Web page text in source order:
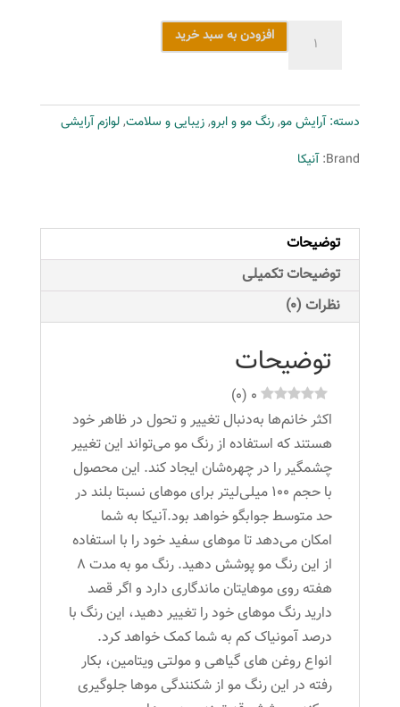
شماره
10.1
حجم
لیتر
رنگ
بلوند
خاکستری
روشن
افزودن به سبد خرید
دسته:آرایش مو,رنگ مو و ابرو,زیبایی و سلامت,لوازم آرایشی
Brand: آنیکا
توضیحات
توضیحات تکمیلی
نظرات (0)
توضیحات
0
(
0
)
اکثر خانم‌ها به‌دنبال تغییر و تحول در ظاهر خود
هستند که استفاده از رنگ مو می‌تواند این تغییر
چشمگیر را در چهره‌شان ایجاد کند. این محصول
با حجم 100 میلی‌لیتر برای موهای نسبتا بلند در
حد متوسط جوابگو خواهد بود.آنیکا به شما
امکان می‌دهد تا موهای سفید خود را با استفاده
از این رنگ مو پوشش دهید. رنگ مو به مدت 8
هفته روی موهایتان ماندگاری دارد و اگر قصد
دارید رنگ موهای خود را تغییر دهید، این رنگ با
درصد آمونیاک کم به شما کمک خواهد کرد.
انواع روغن های گیاهی و مولتی ویتامین، بکار
رفته در این رنگ مو از شکنندگی موها جلوگیری